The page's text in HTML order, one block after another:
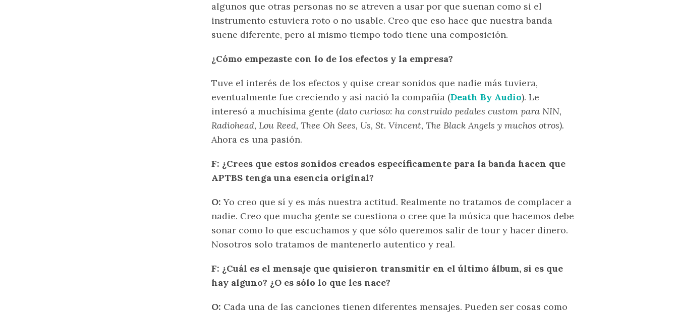
algunos que otras personas no se atreven a usar por que suenan como si el
instrumento estuviera roto o no usable. Creo que eso hace que nuestra banda
suene diferente, pero al mismo tiempo todo tiene una composición.
¿Cómo empezaste con lo de los efectos y la empresa?
Tuve el interés de los efectos y quise crear sonidos que nadie más tuviera,
eventualmente fue creciendo y así nació la compañía (Death By Audio). Le
interesó a muchísima gente (dato curioso: ha construido pedales custom para NIN,
Radiohead, Lou Reed, Thee Oh Sees, Us, St. Vincent, The Black Angels y muchos otros).
Ahora es una pasión.
F: ¿Crees que estos sonidos creados específicamente para la banda hacen que
APTBS tenga una esencia original?
O: Yo creo que sí y es más nuestra actitud. Realmente no tratamos de complacer a
nadie. Creo que mucha gente se cuestiona o cree que la música que hacemos debe
sonar como lo que escuchamos y que sólo queremos salir de tour y hacer dinero.
Nosotros solo tratamos de mantenerlo autentico y real.
F: ¿Cuál es el mensaje que quisieron transmitir en el último álbum, si es que
hay alguno? ¿O es sólo lo que les nace?
O: Cada una de las canciones tienen diferentes mensajes. Pueden ser cosas como